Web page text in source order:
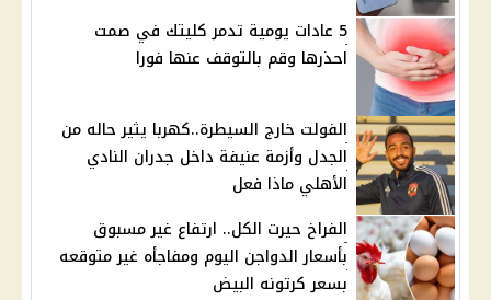
5 عادات يومية تدمر كليتك في صمت
احذرها وقم بالتوقف عنها فورا
الفولت خارج السيطرة..كهربا يثير حاله من
الجدل وأزمة عنيفة داخل جدران النادي
الأهلي ماذا فعل
الفراخ حيرت الكل.. ارتفاع غير مسبوق
بأسعار الدواجن اليوم ومفاجأه غير متوقعه
بسعر كرتونه البيض